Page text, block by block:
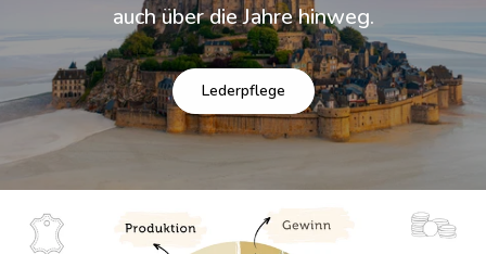
auch über die Jahre hinweg.
Lederpflege